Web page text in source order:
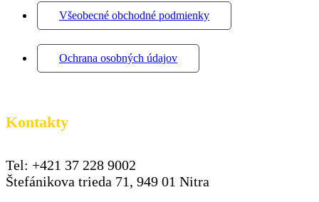
Všeobecné obchodné podmienky
Ochrana osobných údajov
Kontakty
Tel: +421 37 228 9002
Štefánikova trieda 71, 949 01 Nitra